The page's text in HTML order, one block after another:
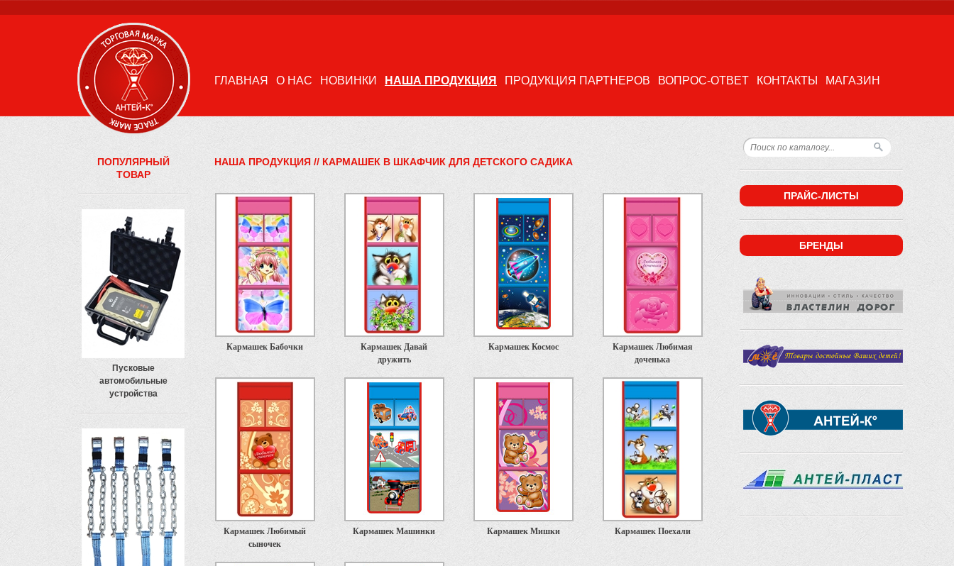
ГЛАВНАЯ О НАС НОВИНКИ НАША ПРОДУКЦИЯ ПРОДУКЦИЯ ПАРТНЕРОВ ВОПРОС-ОТВЕТ КОНТАКТЫ МАГАЗИН
НАША ПРОДУКЦИЯ // КАРМАШЕК В ШКАФЧИК ДЛЯ ДЕТСКОГО САДИКА
Кармашек Бабочки
Кармашек Давай
дружить
Кармашек Космос
Кармашек Любимая
доченька
Кармашек Любимый
сыночек
Кармашек Машинки Кармашек Мишки Кармашек Поехали
ПОПУЛЯРНЫЙ
ТОВАР
Пусковые
автомобильные
устройства
ПРАЙС-ЛИСТЫ
БРЕНДЫ